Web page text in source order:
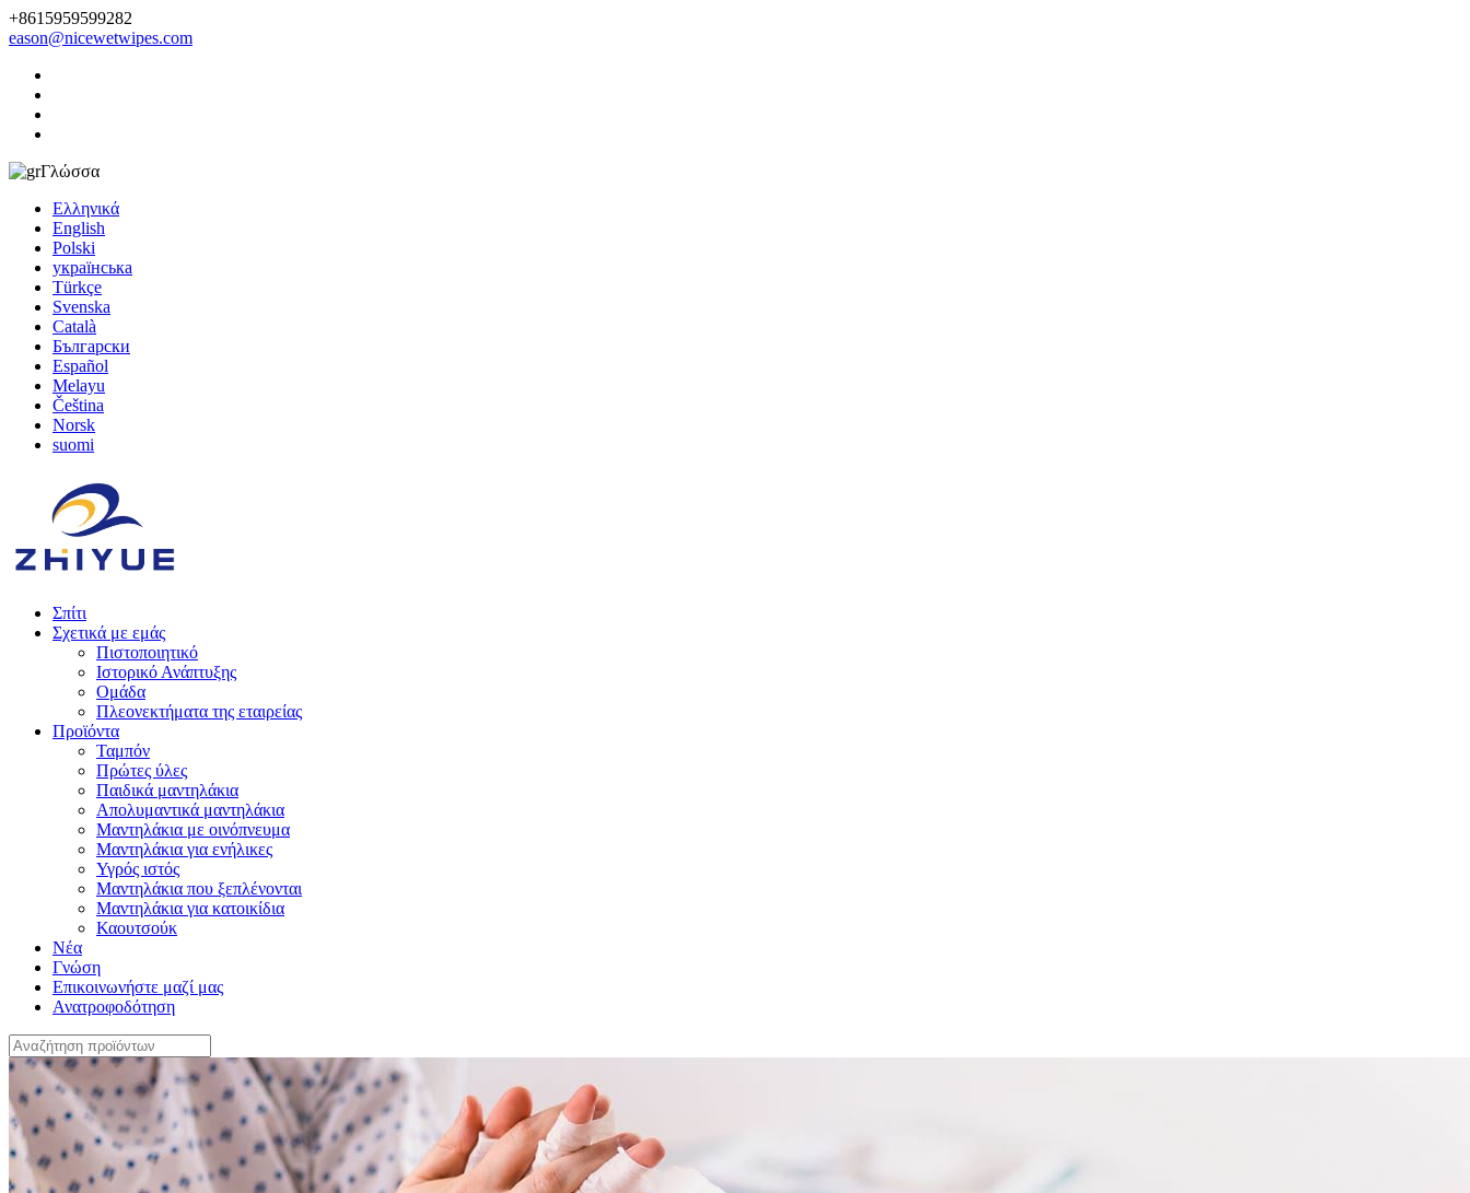
+8615959599282
eason@nicewetwipes.com
Γλώσσα
Ελληνικά
English
Polski
українська
Türkçe
Svenska
Català
Български
Español
Melayu
Čeština
Norsk
suomi
Σπίτι
Σχετικά με εμάς
Πιστοποιητικό
Ιστορικό Ανάπτυξης
Ομάδα
Πλεονεκτήματα της εταιρείας
Προϊόντα
Ταμπόν
Πρώτες ύλες
Παιδικά μαντηλάκια
Απολυμαντικά μαντηλάκια
Μαντηλάκια με οινόπνευμα
Μαντηλάκια για ενήλικες
Υγρός ιστός
Μαντηλάκια που ξεπλένονται
Μαντηλάκια για κατοικίδια
Καουτσούκ
Νέα
Γνώση
Επικοινωνήστε μαζί μας
Ανατροφοδότηση